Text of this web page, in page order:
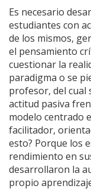
Es necesario
estudiantes con
de los mismos,
el pensamiento
cuestionar la
paradigma o se
profesor, del cual
actitud pasiva
modelo centrado
facilitador,
esto? Porque los
rendimiento en
desarrollaron la
propio